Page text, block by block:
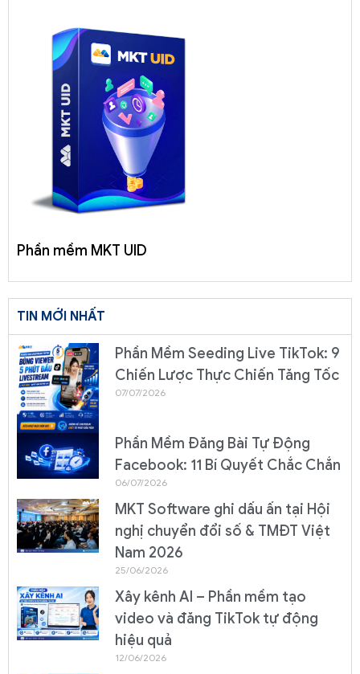
Phần mềm MKT UID
TIN MỚI NHẤT
Phần Mềm Seeding Live TikTok: 9
Chiến Lược Thực Chiến Tăng Tốc
07/07/2026
Phần Mềm Đăng Bài Tự Động
Facebook: 11 Bí Quyết Chắc Chắn
06/07/2026
MKT Software ghi dấu ấn tại Hội
nghị chuyển đổi số & TMĐT Việt
Nam 2026
25/06/2026
Xây kênh AI – Phần mềm tạo
video và đăng TikTok tự động
hiệu quả
12/06/2026